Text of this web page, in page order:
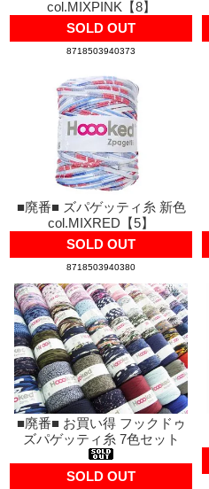
col.MIXPINK【8】
SOLD OUT
8718503940373
■廃番■ ズパゲッティ糸 新色
col.MIXRED【5】
SOLD OUT
8718503940380
■廃番■ お買い得 フックドゥ
ズパゲッティ糸 7色セット
SOLD OUT